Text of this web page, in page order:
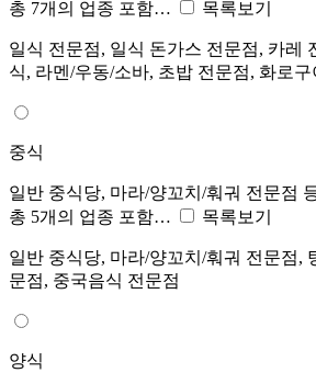
총 7개의 업종 포함… 목록보기
일식 전문점, 일식 돈가스 전문점, 카레
식, 라멘/우동/소바, 초밥 전문점, 화로구
중식
일반 중식당, 마라/양꼬치/훠궈 전문점
총 5개의 업종 포함…
목록보기
일반 중식당, 마라/양꼬치/훠궈 전문점,
문점, 중국음식 전문점
양식